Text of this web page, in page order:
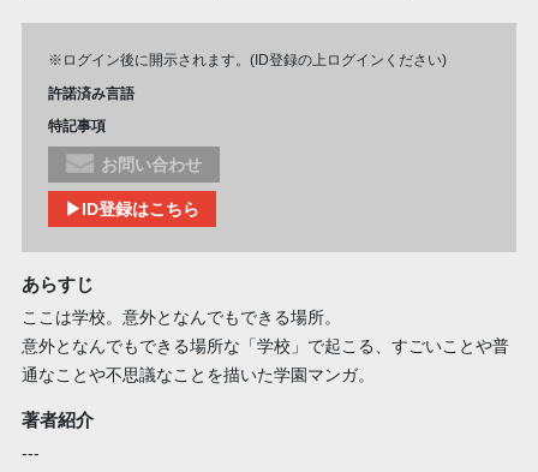
※ログイン後に開示されます。(ID登録の上ログインください)
許諾済み言語
特記事項
お問い合わせ
▶ID登録はこちら
あらすじ
ここは学校。意外となんでもできる場所。
意外となんでもできる場所な「学校」で起こる、すごいことや普
通なことや不思議なことを描いた学園マンガ。
著者紹介
---